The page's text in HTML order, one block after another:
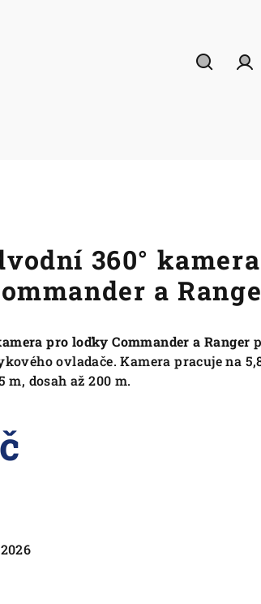
360° kamera
a
pro loďky Commander a Ranger
ovladače. Kamera pracuje na
m, dosah až 200 m.